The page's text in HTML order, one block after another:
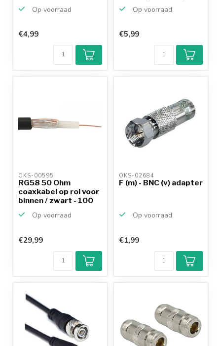
Op voorraad
€4,99
Op voorraad
€5,99
OKS-00595
RG58 50 Ohm
coaxkabel op rol voor
binnen / zwart - 100
Op voorraad
€29,99
OKS-02684
F (m) - BNC (v) adapter
Op voorraad
9,2/10
Achteraf
betalen mogelijk
€1,99